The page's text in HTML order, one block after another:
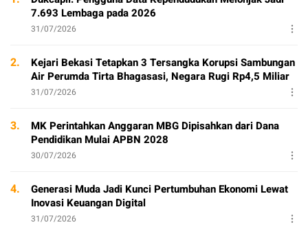
7.693 Lembaga pada 2026
31/07/2026
2.
Kejari Bekasi Tetapkan 3 Tersangka Korupsi Sambungan
Air Perumda Tirta Bhagasasi, Negara Rugi Rp4,5 Miliar
31/07/2026
3.
MK Perintahkan Anggaran MBG Dipisahkan dari Dana
Pendidikan Mulai APBN 2028
30/07/2026
4.
Generasi Muda Jadi Kunci Pertumbuhan Ekonomi Lewat
Inovasi Keuangan Digital
31/07/2026